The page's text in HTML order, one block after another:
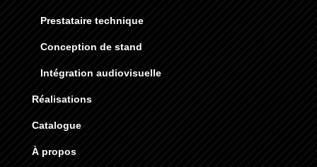
Prestataire technique
Conception de stand
Intégration audiovisuelle
Réalisations
Catalogue
À propos